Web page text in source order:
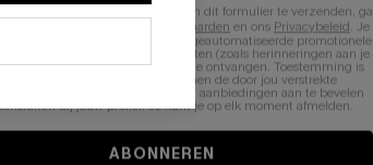
je contactgegevens in te vullen en dit formulier te verzenden, ga
Algemene Voorwaarden en ons Privacybeleid. Je
er tevens mee in om herhaalde geautomatiseerde promotionele
marketingberichten (zoals herinneringen aan je
en e-mails van Cupshe te ontvangen. Toestemming is
vereist voor een aankoop. We kunnen de door jou verstrekte
gebruiken om producten en aanbiedingen aan te bevelen
bij jouw profiel. Je kunt je op elk moment afmelden.
ABONNEREN